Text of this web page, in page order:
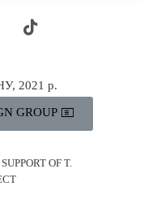
2021 р.
GROUP
OF T.